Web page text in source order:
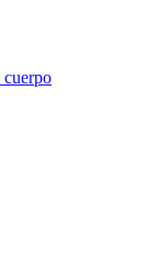
cuerpo